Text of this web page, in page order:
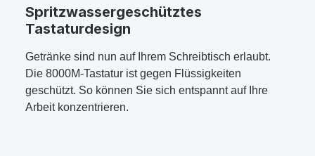
Spritzwassergeschütztes
Tastaturdesign
Getränke sind nun auf Ihrem Schreibtisch erlaubt.
Die 8000M-Tastatur ist gegen Flüssigkeiten
geschützt. So können Sie sich entspannt auf Ihre
Arbeit konzentrieren.